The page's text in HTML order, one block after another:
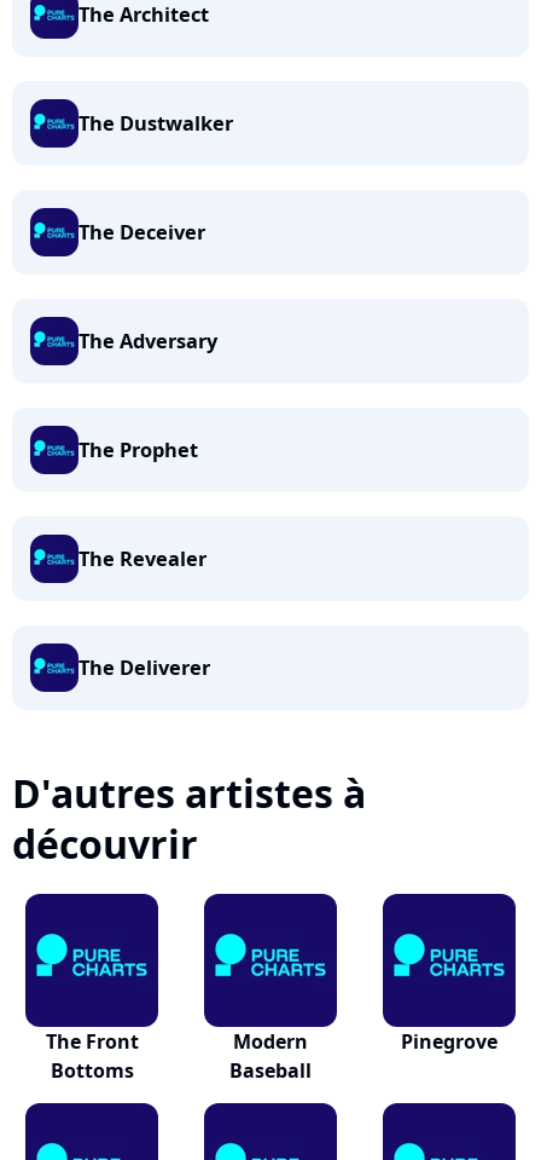
The Architect
The Dustwalker
The Deceiver
The Adversary
The Prophet
The Revealer
The Deliverer
D'autres artistes à
découvrir
The Front
Bottoms
Modern
Baseball
Pinegrove